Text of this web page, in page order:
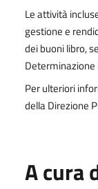
Le attività
gestione e
dei buoni libro,
Per ulteriori
della Direzione
A cura